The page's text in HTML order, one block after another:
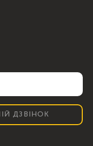
ДЗВІНОК